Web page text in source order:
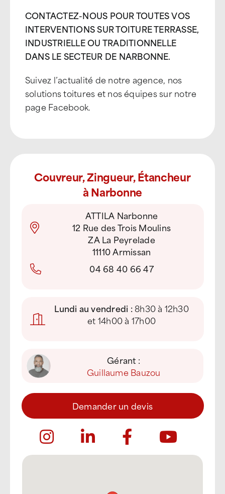
CONTACTEZ-NOUS POUR TOUTES VOS
INTERVENTIONS SUR TOITURE TERRASSE,
INDUSTRIELLE OU TRADITIONNELLE
DANS LE SECTEUR DE NARBONNE.
Suivez l’actualité de notre agence, nos
solutions toitures et nos équipes sur notre
page Facebook.
Couvreur, Zingueur, Étancheur
à Narbonne
ATTILA Narbonne
12 Rue des Trois Moulins
ZA La Peyrelade
11110 Armissan
04 68 40 66 47
Lundi au vendredi :8h30 à 12h30
et 14h00 à 17h00
Gérant :
Guillaume Bauzou
Demander un devis